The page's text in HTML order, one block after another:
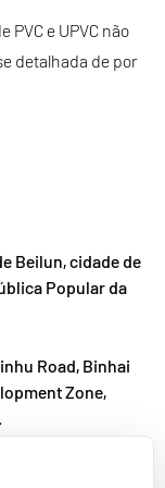
de matérias-
Co.,
materiais
PVC e UPVC não
detalhada de por
Beilun, cidade de
Popular da
Road, Binhai
Zone,